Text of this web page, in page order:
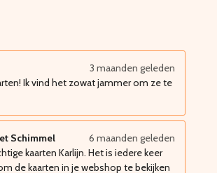
3 maanden geleden
Ik vind het zowat jammer om ze te
Schimmel
6 maanden geleden
kaarten Karlijn. Het is iedere keer
de kaarten in je webshop te bekijken